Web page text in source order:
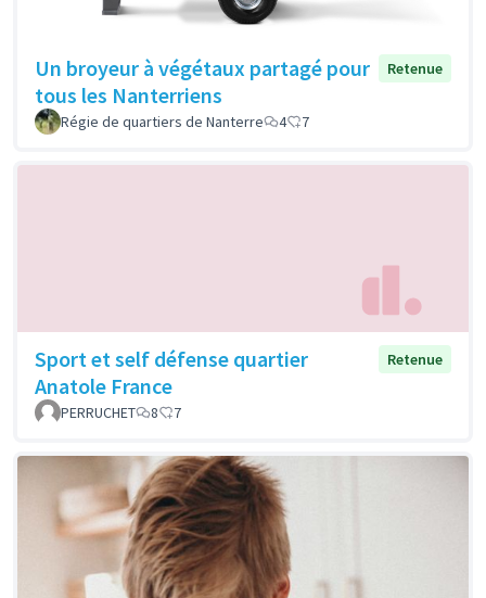
Un broyeur à végétaux partagé pour
tous les Nanterriens
Retenue
Régie de quartiers de Nanterre 4 7
Sport et self défense quartier
Anatole France
Retenue
PERRUCHET 8 7